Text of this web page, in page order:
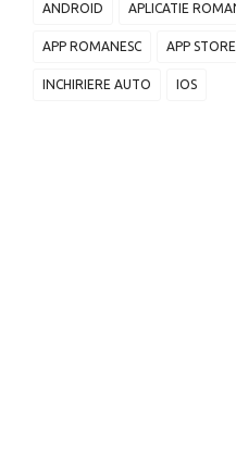
ANDROID APLICATIE
APP ROMANESC APP STORE
INCHIRIERE AUTO IOS